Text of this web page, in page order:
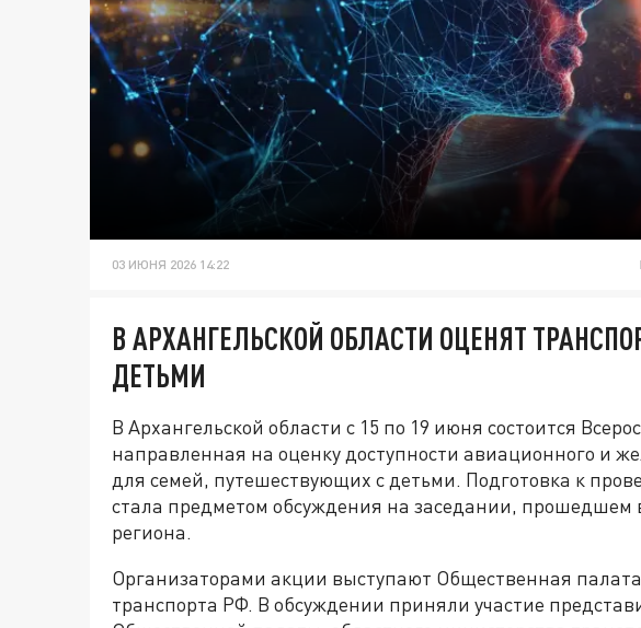
03 ИЮНЯ 2026 14:22
В АРХАНГЕЛЬСКОЙ ОБЛАСТИ ОЦЕНЯТ
ДЕТЬМИ
В Архангельской области с 15 по 19 июня состоится
направленная на оценку доступности авиационного и
для семей, путешествующих с детьми. Подготовка к
стала предметом обсуждения на заседании, прошедшем
региона.
Организаторами акции выступают Общественная
транспорта РФ. В обсуждении приняли участие